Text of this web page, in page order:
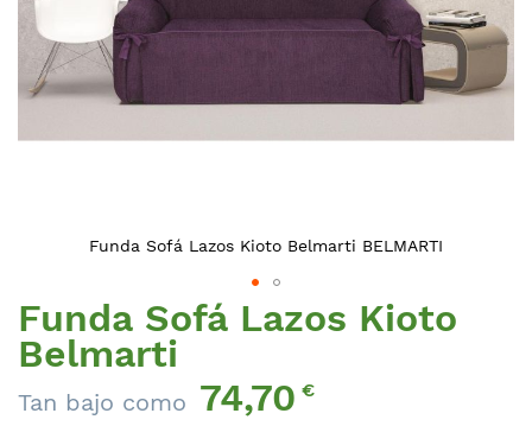
Funda Sofá Lazos Kioto
Belmarti
Tan bajo como 74,70€
Funda Sofá Lazos Kioto Belmarti BELMARTI
Saltar
al
comienzo
de
la